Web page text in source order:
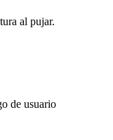
al pujar.
de usuario